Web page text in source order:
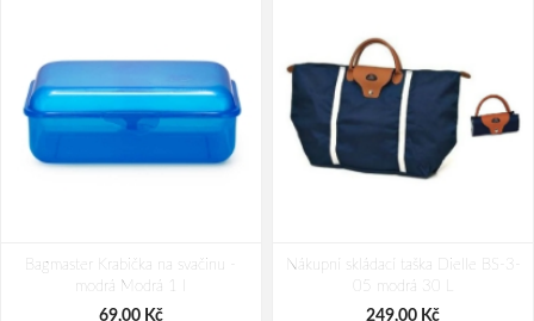
Bagmaster Krabička na svačinu -
modrá Modrá 1 l
69,00 Kč
Nákupní skládací taška Dielle BS-3-
05 modrá 30 L
249,00 Kč